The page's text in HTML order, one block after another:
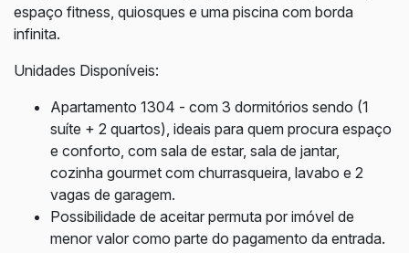
espaço fitness, quiosques e uma piscina com borda
infinita.
Unidades Disponíveis:
Apartamento 1304 - com 3 dormitórios sendo (1
suíte + 2 quartos), ideais para quem procura espaço
e conforto, com sala de estar, sala de jantar,
cozinha gourmet com churrasqueira, lavabo e 2
vagas de garagem.
Possibilidade de aceitar permuta por imóvel de
menor valor como parte do pagamento da entrada.